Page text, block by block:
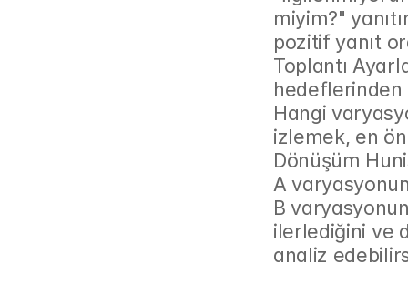
miyim?"
pozitif yanıt
Toplantı
hedeflerinden
Hangi
izlemek, en
Dönüşüm
A
B
ilerlediğini ve
analiz